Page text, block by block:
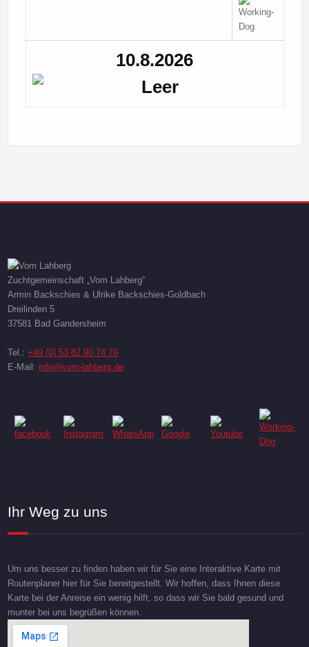
10.8.2026
Zuchtgemeinschaft „Vom Lahberg“
Armin Backschies & Ulrike Backschies-Goldbach
Dreilinden 5
37581 Bad Gandersheim
Tel.: +49 (0) 53 82 90 74 76
E-Mail: info@vom-lahberg.de
Ihr Weg zu uns
Um uns besser zu finden haben wir für Sie eine Interaktive Karte mit
Routenplaner hier für Sie bereitgestellt. Wir hoffen, dass Ihnen diese
Karte bei der Anreise ein wenig hilft, so dass wir Sie bald gesund und
munter bei uns begrüßen können.